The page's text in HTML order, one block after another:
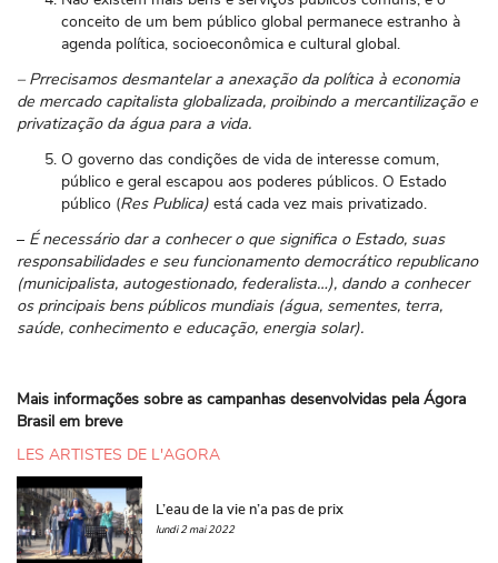
conceito de um bem público global permanece estranho à
agenda política, socioeconômica e cultural global.
– Prrecisamos desmantelar a anexação da política à economia
de mercado capitalista globalizada, proibindo a mercantilização e
privatização da água para a vida.
O governo das condições de vida de interesse comum,
público e geral escapou aos poderes públicos. O Estado
público (Res Publica) está cada vez mais privatizado.
– É necessário dar a conhecer o que significa o Estado, suas
responsabilidades e seu funcionamento democrático republicano
(municipalista, autogestionado, federalista…), dando a conhecer
os principais bens públicos mundiais (água, sementes, terra,
saúde, conhecimento e educação, energia solar).
Mais informações sobre as campanhas desenvolvidas pela Ágora
Brasil em breve
LES ARTISTES DE L'AGORA
L’eau de la vie n’a pas de prix
lundi 2 mai 2022